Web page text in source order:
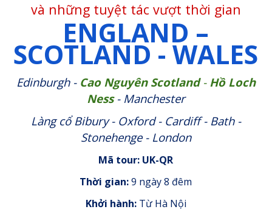
và những tuyệt tác vượt thời gian
ENGLAND –
SCOTLAND - WALES
Edinburgh - Cao Nguyên Scotland- Hồ Loch
Ness - Manchester
Làng cổ Bibury - Oxford - Cardiff - Bath -
Stonehenge - London
Mã tour: UK-QR
Thời gian:9 ngày 8 đêm
Khởi hành: Từ Hà Nội